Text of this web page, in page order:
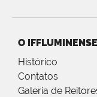
O IFFLUMINENSE
Histórico
Contatos
Galeria de